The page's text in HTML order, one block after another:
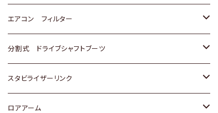
スバル
マツダ
三菱
スバル
三菱
スバル
スズキ
日産
いすゞ
ダイハツ
トヨタ
ホンダ
スズキ
日産
エアコン フィルター
トヨタ
ホンダ
スズキ
分割式 ドライブシャフトブーツ
トヨタ
ホンダ
スタビライザーリンク
トヨタ
ロアアーム